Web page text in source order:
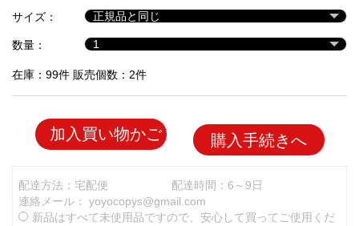
ル
品
サイズ：
数量：
在庫：99件 販売個数：2件
加入買い物かご 購入手続きへ
配達方法：宅配便
配達時間：6～9日
連絡メール： yoyocopys@gmail.com
新品はすべて未使用品ですので、安心して買ってご使用くだ